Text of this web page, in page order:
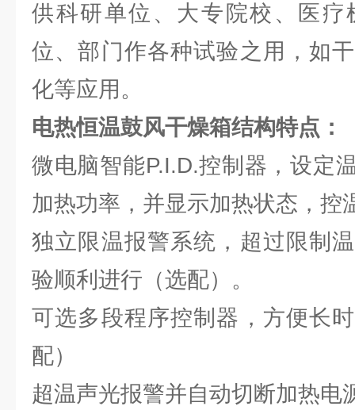
供科研单位、大专院校、医疗
位、部门作各种试验之用，如
化等应用。
电热恒温鼓风干燥箱结构特点：
微电脑智能P.I.D.控制器，设定
加热功率，并显示加热状态，控
独立限温报警系统，超过限制
验顺利进行（选配）。
可选多段程序控制器，方便长
配）
超温声光报警并自动切断加热电